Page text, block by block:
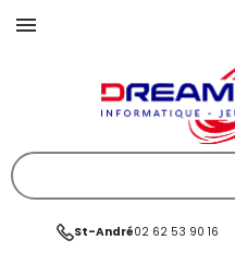
St-André02 62 53 90 16